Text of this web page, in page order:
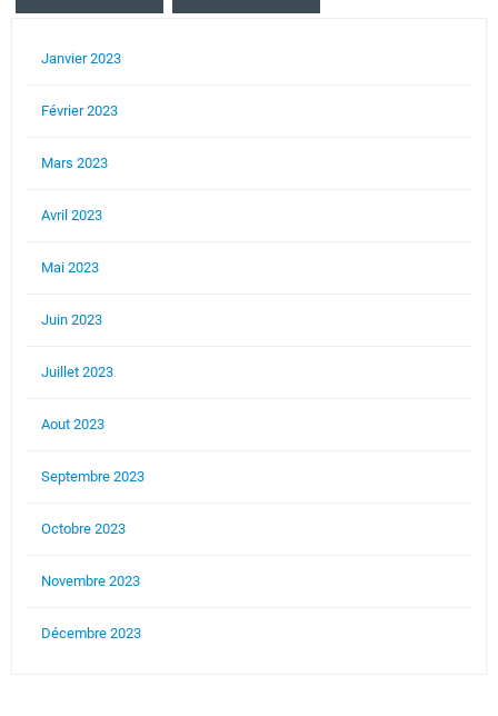
Janvier 2023
Février 2023
Mars 2023
Avril 2023
Mai 2023
Juin 2023
Juillet 2023
Aout 2023
Septembre 2023
Octobre 2023
Novembre 2023
Décembre 2023